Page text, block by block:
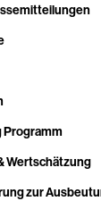
Programm
Wertschätzung
zur